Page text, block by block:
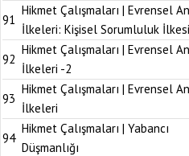
91
Hikmet Çalışmaları | Evrensel
İlkeleri: Kişisel Sorumluluk İlkesi
92
Hikmet Çalışmaları | Evrensel
İlkeleri -2
93
Hikmet Çalışmaları | Evrensel
İlkeleri
94
Hikmet Çalışmaları | Yabancı
Düşmanlığı